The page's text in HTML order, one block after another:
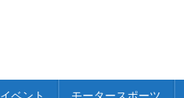
イベント モータースポーツ